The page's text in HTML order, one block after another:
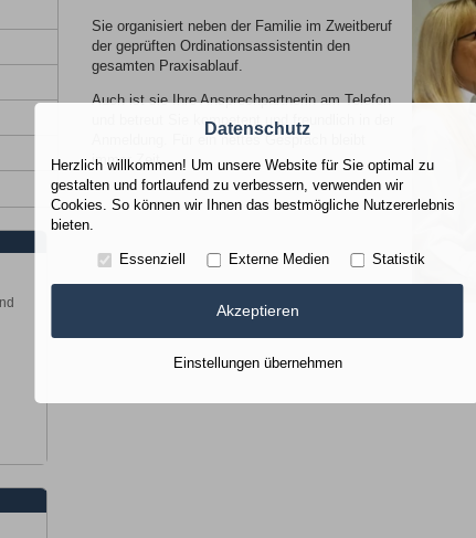
Sie organisiert neben der Familie im Zweitberuf
der geprüften Ordinationsassistentin den
gesamten Praxisablauf.
Auch ist sie Ihre Ansprechpartnerin am Telefon
und betreut Sie kompetent und freundlich in der
Anmeldung. Für ein nettes Gespräch bleibt
immer Zeit.
Datenschutz
Herzlich willkommen! Um unsere Website für Sie optimal zu
gestalten und fortlaufend zu verbessern, verwenden wir
Cookies. So können wir Ihnen das bestmögliche Nutzererlebnis
bieten.
Essenziell Externe Medien Statistik
Akzeptieren
Einstellungen übernehmen